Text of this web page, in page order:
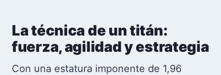
La técnica de un titán:
fuerza, agilidad y estrategia
Con una estatura imponente de 1,96